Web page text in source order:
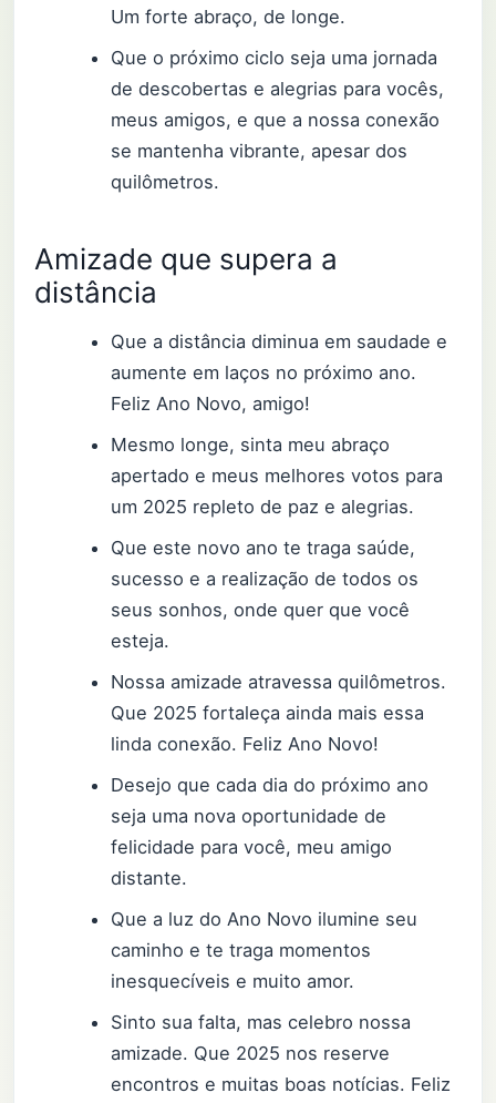
Um forte abraço, de longe.
Que o próximo ciclo seja uma jornada
de descobertas e alegrias para vocês,
meus amigos, e que a nossa conexão
se mantenha vibrante, apesar dos
quilômetros.
Amizade que supera a
distância
Que a distância diminua em saudade e
aumente em laços no próximo ano.
Feliz Ano Novo, amigo!
Mesmo longe, sinta meu abraço
apertado e meus melhores votos para
um 2025 repleto de paz e alegrias.
Que este novo ano te traga saúde,
sucesso e a realização de todos os
seus sonhos, onde quer que você
esteja.
Nossa amizade atravessa quilômetros.
Que 2025 fortaleça ainda mais essa
linda conexão. Feliz Ano Novo!
Desejo que cada dia do próximo ano
seja uma nova oportunidade de
felicidade para você, meu amigo
distante.
Que a luz do Ano Novo ilumine seu
caminho e te traga momentos
inesquecíveis e muito amor.
Sinto sua falta, mas celebro nossa
amizade. Que 2025 nos reserve
encontros e muitas boas notícias. Feliz